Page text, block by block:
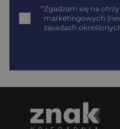
*Zgadzam się na
marketingowych
zasadach